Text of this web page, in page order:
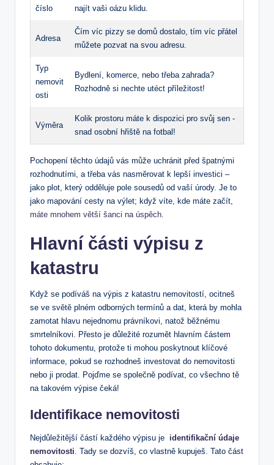
číslo
najít​ vaši oázu klidu.
Adresa
Čím víc pizzy⁣ se domů dostalo,‌ tím víc přátel
můžete pozvat na svou adresu.
Typ
nemovit
osti
Bydlení,⁣ komerce, nebo⁤ třeba zahrada?
‌Rozhodně si nechte utéct příležitost!
Výměra
Kolik prostoru máte k dispozici pro svůj sen ⁤-
snad osobní hřiště na fotbal!
Pochopení těchto​ údajů vás může uchránit před špatnými
⁢rozhodnutími, a třeba vás nasměrovat k lepší investici –
⁣jako plot, který odděluje pole sousedů‌ od vaší⁣ úrody. Je to
jako⁢ mapování‍ cesty⁤ na výlet; když víte, kde máte začít,
máte mnohem větší šanci na úspěch
Hlavní části výpisu ⁣z
katastru
Když​ se podíváš na výpis z katastru⁣ nemovitostí,​ ocitneš
se ve světě plném odborných termínů​ a dat, která by mohla
zamotat hlavu nejednomu právníkovi, natož běžnému
smrtelníkovi. Přesto je důležité⁣ rozumět ‌hlavním částem⁢
tohoto dokumentu, protože ti mohou poskytnout klíčové
informace, pokud se⁤ rozhodneš ⁤investovat do nemovitosti⁤
nebo ji prodat. Pojďme se společně podívat, co všechno‍ tě
na takovém výpise čeká!
Identifikace⁣ nemovitosti
Nejdůležitější částí každého‍ výpisu‍ je ​ identifikační údaje
nemovitosti . Tady⁣ se dozvíš, co vlastně kupuješ. ⁢Tato část